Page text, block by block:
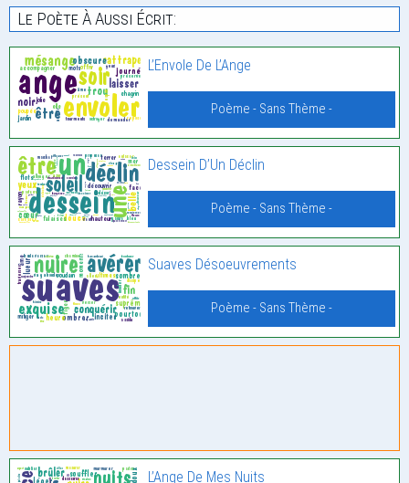
Le Poète À Aussi Écrit:
L’Envole De L’Ange
Poème - Sans Thème -
Dessein D’Un Déclin
Poème - Sans Thème -
Suaves Désoeuvrements
Poème - Sans Thème -
L’Ange De Mes Nuits